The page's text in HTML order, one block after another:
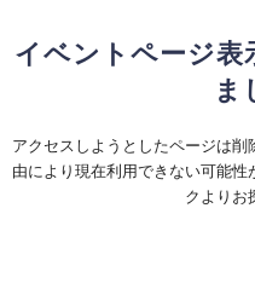
イベントページ表
ま
アクセスしようとしたページは
由により現在利用できない可能
クよりお